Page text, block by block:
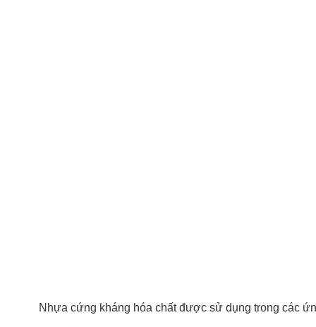
Nhựa cứng kháng hóa chất được sử dụng trong các